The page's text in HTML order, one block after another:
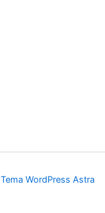
Tema WordPress Astra